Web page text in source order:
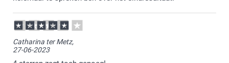
Catharina ter Metz,
27-06-2023